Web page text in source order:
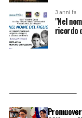
3 anni fa
"Nel
ricordo